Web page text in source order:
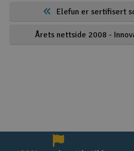
Elefun er sertifisert
Årets nettside 2008 -